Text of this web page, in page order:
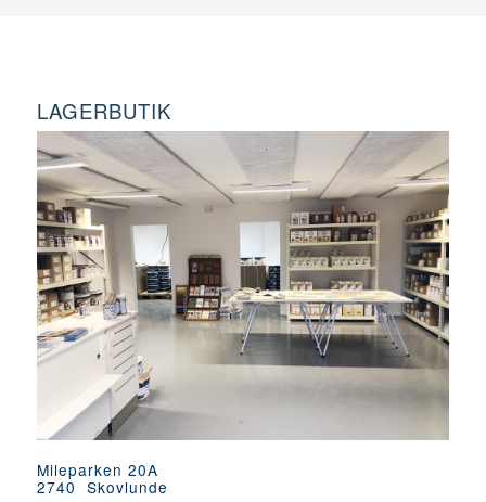
LAGERBUTIK
Mileparken 20A
2740 Skovlunde